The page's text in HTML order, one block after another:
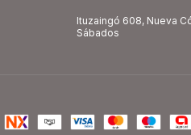
Ituzaingó 608, Nueva
Sábados